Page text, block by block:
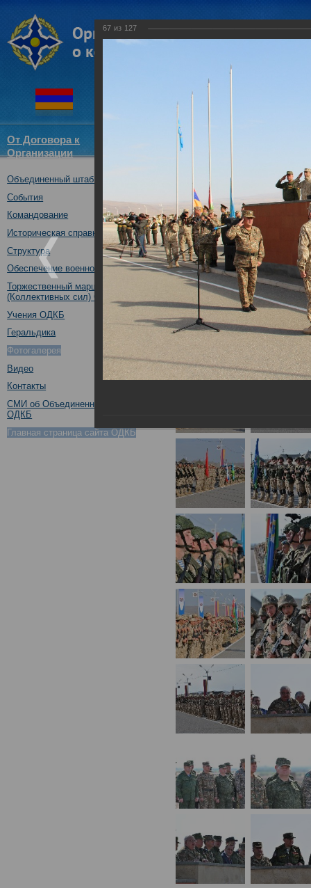
От Договора к
Организации
Структура
Объединенный штаб ОДКБ
События
Командование
Историческая справка
Структура
Обеспечение военной безопасности
Торжественный марш Войск
(Коллективных сил) ОДКБ
Учения ОДКБ
Геральдика
Фотогалерея
Видео
Контакты
СМИ об Объединенном штабе
ОДКБ
Главная страница сайта ОДКБ
Открытие совместного
09.10.2017
67 из 127